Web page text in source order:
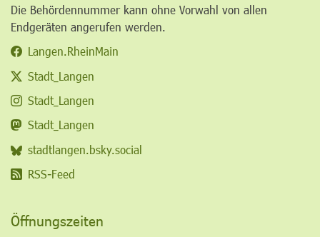
Die Behördennummer kann ohne Vorwahl von allen
Endgeräten angerufen werden.
Langen.RheinMain
Stadt_Langen
Stadt_Langen
Stadt_Langen
stadtlangen.bsky.social
RSS-Feed
Öffnungszeiten